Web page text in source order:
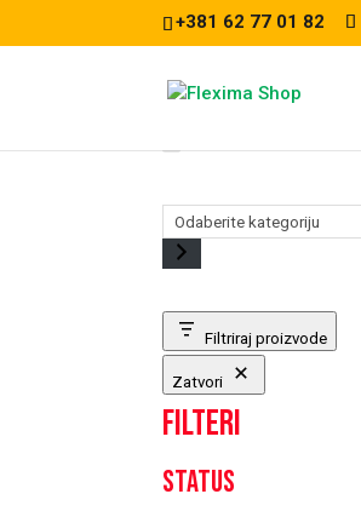
+381 62 77 01 82
Odaberite
kategoriju
Filtriraj proizvode
Zatvori
Filteri
Status